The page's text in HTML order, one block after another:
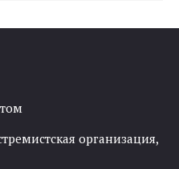
организация,